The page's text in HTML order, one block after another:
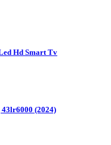
Hd Smart Tv
43lr6000 (2024)